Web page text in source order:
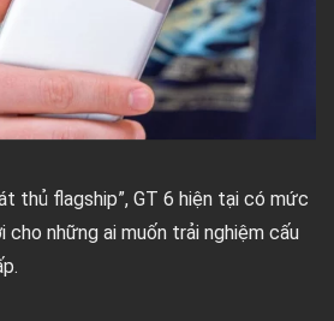
thủ flagship”, GT 6 hiện tại có mức
những ai muốn trải nghiệm cấu